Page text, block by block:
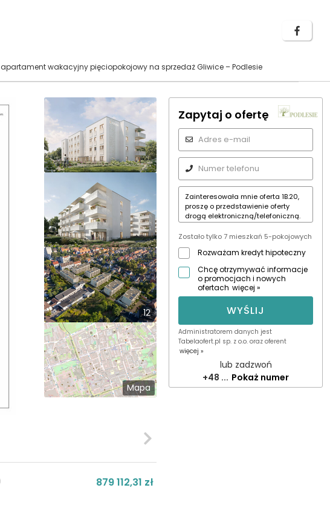
apartament wakacyjny pięciopokojowy na sprzedaż Gliwice – Podlesie
12
Mapa
879 112,31 zł
Zapytaj o ofertę
Zostało tylko 7 mieszkań 5-pokojowych
Rozważam kredyt hipoteczny
Chcę otrzymywać informacje
o promocjach i nowych
ofertach więcej »
WYŚLIJ
Administratorem danych jest
Tabelaofert.pl sp. z o.o. oraz oferent
więcej »
lub zadzwoń
+48 ... Pokaż numer